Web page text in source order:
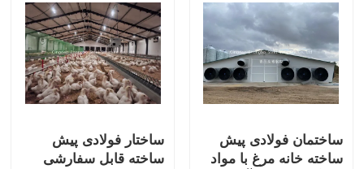
ساختمان فولادی پیش
ساخته خانه مرغ با مواد
ساختار فولادی پیش
ساخته قابل سفارشی